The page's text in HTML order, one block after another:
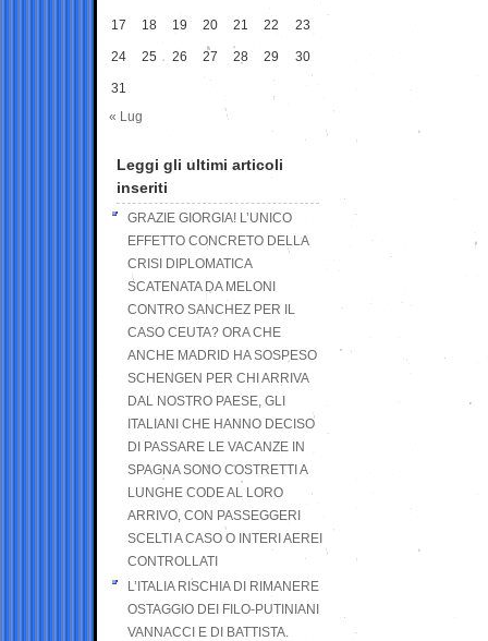
17 18 19 20 21 22 23
24 25 26 27 28 29 30
31
« Lug
Leggi gli ultimi articoli
inseriti
GRAZIE GIORGIA! L’UNICO
EFFETTO CONCRETO DELLA
CRISI DIPLOMATICA
SCATENATA DA MELONI
CONTRO SANCHEZ PER IL
CASO CEUTA? ORA CHE
ANCHE MADRID HA SOSPESO
SCHENGEN PER CHI ARRIVA
DAL NOSTRO PAESE, GLI
ITALIANI CHE HANNO DECISO
DI PASSARE LE VACANZE IN
SPAGNA SONO COSTRETTI A
LUNGHE CODE AL LORO
ARRIVO, CON PASSEGGERI
SCELTI A CASO O INTERI AEREI
CONTROLLATI
L’ITALIA RISCHIA DI RIMANERE
OSTAGGIO DEI FILO-PUTINIANI
VANNACCI E DI BATTISTA.